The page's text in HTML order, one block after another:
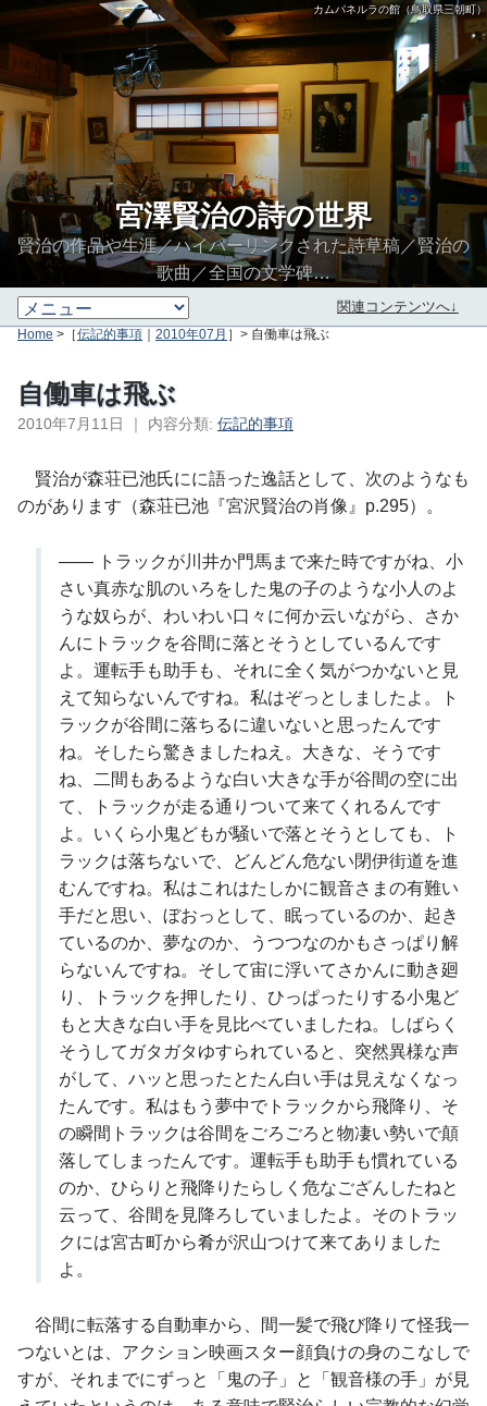
カムパネルラの館（鳥取県三朝町）
宮澤賢治の詩の世界
賢治の作品や生涯／ハイパーリンクされた詩草稿／賢治の
歌曲／全国の文学碑…
関連コンテンツへ↓
Home >［伝記的事項 ｜ 2010年07月 ］> 自働車は飛ぶ
自働車は飛ぶ
2010年7月11日 ｜ 内容分類: 伝記的事項
賢治が森荘已池氏にに語った逸話として、次のようなも
のがあります（森荘已池『宮沢賢治の肖像』p.295）。
―― トラックが川井か門馬まで来た時ですがね、小
さい真赤な肌のいろをした鬼の子のような小人のよ
うな奴らが、わいわい口々に何か云いながら、さか
んにトラックを谷間に落とそうとしているんです
よ。運転手も助手も、それに全く気がつかないと見
えて知らないんですね。私はぞっとしましたよ。ト
ラックが谷間に落ちるに違いないと思ったんです
ね。そしたら驚きましたねえ。大きな、そうです
ね、二間もあるような白い大きな手が谷間の空に出
て、トラックが走る通りついて来てくれるんです
よ。いくら小鬼どもが騒いで落とそうとしても、ト
ラックは落ちないで、どんどん危ない閉伊街道を進
むんですね。私はこれはたしかに観音さまの有難い
手だと思い、ぼおっとして、眠っているのか、起き
ているのか、夢なのか、うつつなのかもさっぱり解
らないんですね。そして宙に浮いてさかんに動き廻
り、トラックを押したり、ひっぱったりする小鬼ど
もと大きな白い手を見比べていましたね。しばらく
そうしてガタガタゆすられていると、突然異様な声
がして、ハッと思ったとたん白い手は見えなくなっ
たんです。私はもう夢中でトラックから飛降り、そ
の瞬間トラックは谷間をごろごろと物凄い勢いで顛
落してしまったんです。運転手も助手も慣れている
のか、ひらりと飛降りたらしく危なござんしたねと
云って、谷間を見降ろしていましたよ。そのトラッ
クには宮古町から肴が沢山つけて来てありました
よ。
谷間に転落する自動車から、間一髪で飛び降りて怪我一
つないとは、アクション映画スター顔負けの身のこなしで
すが、それまでにずっと「鬼の子」と「観音様の手」が見